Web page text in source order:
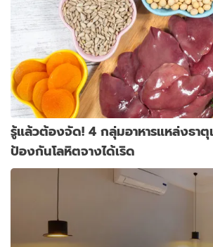
รู้แล้วต้องจัด! 4 กลุ่มอาหารแหล่งธา
ป้องกันโลหิตจางได้เริด